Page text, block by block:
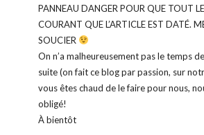
PANNEAU DANGER POUR QUE TOUT
COURANT QUE L’ARTICLE EST DATÉ.
SOUCIER
On n’a malheureusement pas le temps
suite (on fait ce blog par passion, sur
vous êtes chaud de le faire pour nous,
obligé!
À bientôt